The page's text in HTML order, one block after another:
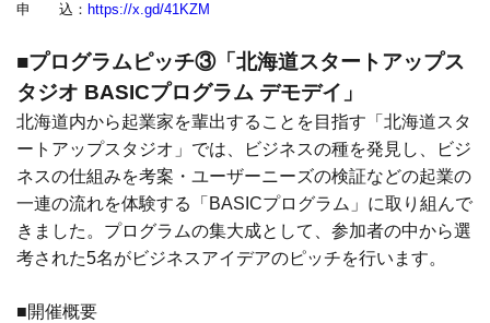
申 込： https://x.gd/41KZM
■プログラムピッチ③「北海道スタートアップス
タジオ BASICプログラム デモデイ」
北海道内から起業家を輩出することを目指す「北海道スタ
ートアップスタジオ」では、ビジネスの種を発見し、ビジ
ネスの仕組みを考案・ユーザーニーズの検証などの起業の
一連の流れを体験する「BASICプログラム」に取り組んで
きました。プログラムの集大成として、参加者の中から選
考された5名がビジネスアイデアのピッチを行います。
■開催概要